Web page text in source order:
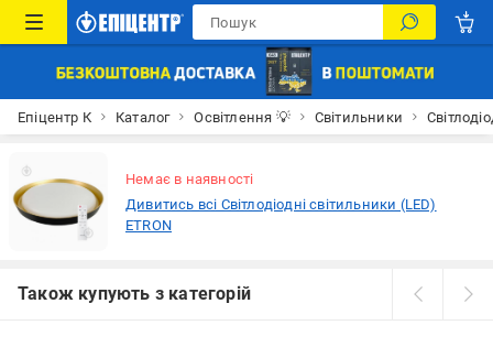
Епіцентр К Каталог Освітлення 💡 Світильники
Немає в наявності
Дивитись всі Світлодіодні світильники (LED)
ETRON
Також купують з категорій